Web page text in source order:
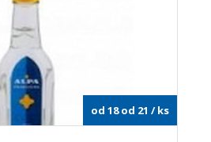
od 18 od 21 / ks